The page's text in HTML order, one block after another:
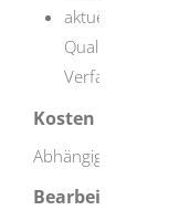
aktuelle
Kosten
Abhängig vom